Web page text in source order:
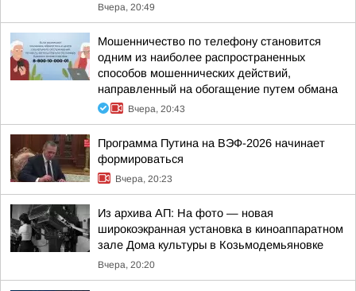
Вчера, 20:49
Мошенничество по телефону становится
одним из наиболее распространенных
способов мошеннических действий,
направленный на обогащение путем обмана
Вчера, 20:43
Программа Путина на ВЭФ-2026 начинает
формироваться
Вчера, 20:23
Из архива АП: На фото — новая
широкоэкранная установка в киноаппаратном
зале Дома культуры в Козьмодемьяновке
Вчера, 20:20